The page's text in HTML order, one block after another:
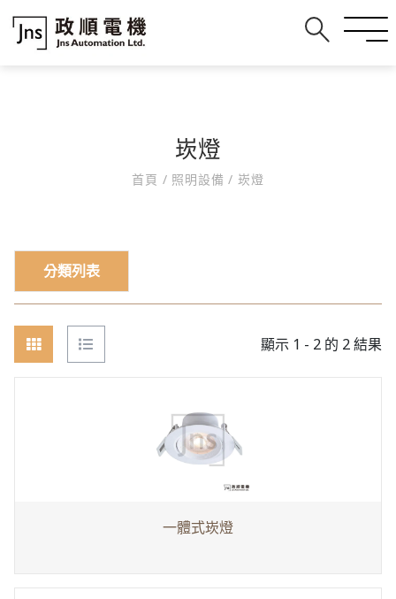
崁燈
首頁 / 照明設備/ 崁燈
分類列表
顯示 1 - 2 的 2 結果
一體式崁燈